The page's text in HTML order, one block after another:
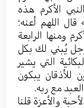
الأکرم هذه
اللهم أعنه؛
ومنها الرابعة
یُبني لك بکل
التي یشیر
للأذقان یبکون
مع ربه.
والأعزة قلنا